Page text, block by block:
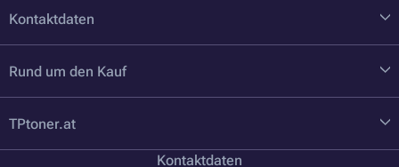
Kontaktdaten
Rund um den Kauf
TPtoner.at
Kontaktdaten